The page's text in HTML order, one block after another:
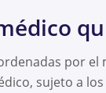
por
sujeto a